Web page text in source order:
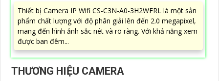
Thiết bị Camera IP Wifi CS-C3N-A0-3H2WFRL là một sản
phẩm chất lượng với độ phân giải lên đến 2.0 megapixel,
mang đến hình ảnh sắc nét và rõ ràng. Với khả năng xem
được ban đêm...
THƯƠNG HIỆU CAMERA